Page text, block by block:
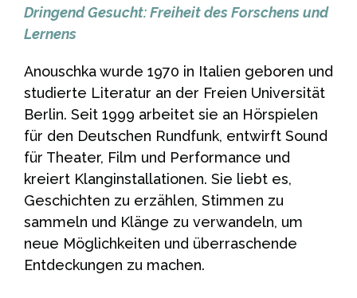
Dringend Gesucht: Freiheit des Forschens und
Lernens
Anouschka wurde 1970 in Italien geboren und
studierte Literatur an der Freien Universität
Berlin. Seit 1999 arbeitet sie an Hörspielen
für den Deutschen Rundfunk, entwirft Sound
für Theater, Film und Performance und
kreiert Klanginstallationen. Sie liebt es,
Geschichten zu erzählen, Stimmen zu
sammeln und Klänge zu verwandeln, um
neue Möglichkeiten und überraschende
Entdeckungen zu machen.